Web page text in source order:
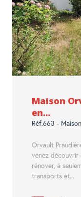
Maison
en...
Réf.663 -
Orvault
venez découvrir
rénover, à
transports et...